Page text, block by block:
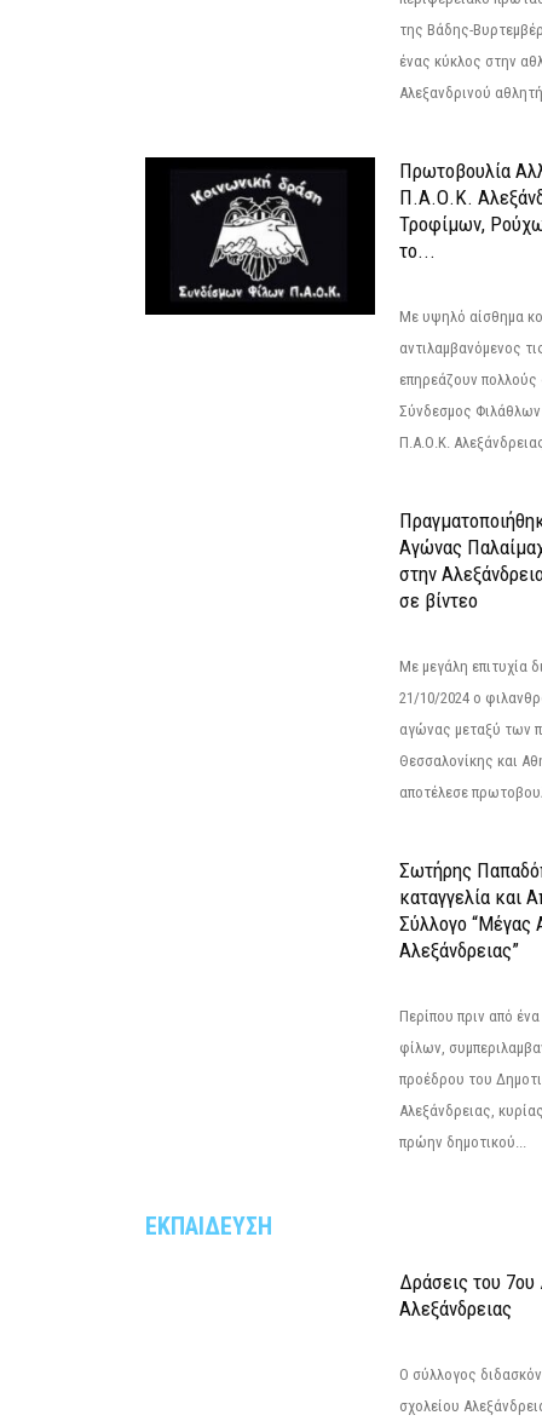
της Βάδης-
ένας κύκλος στην
Αλεξανδρινού
Πρωτοβουλία
Π.Α.Ο.Κ.
Τροφίμων,
το...
Με υψηλό αίσθημα
αντιλαμβανόμενος
επηρεάζουν πολλούς
Σύνδεσμος
Π.Α.Ο.Κ.
Αγώνας
στην
σε βίντεο
Με μεγάλη επιτυχία
21/10/2024 ο
αγώνας μεταξύ των
Θεσσαλονίκης και
αποτέλεσε
Σωτήρης
καταγγελία και
Σύλλογο “Μέγας
Αλεξάνδρειας”
Περίπου πριν από
φίλων,
προέδρου του
Αλεξάνδρειας,
πρώην δημοτικού...
ΕΚΠΑΙΔΕΥΣΗ
Δράσεις του 7ου
Αλεξάνδρειας
Ο σύλλογος
σχολείου